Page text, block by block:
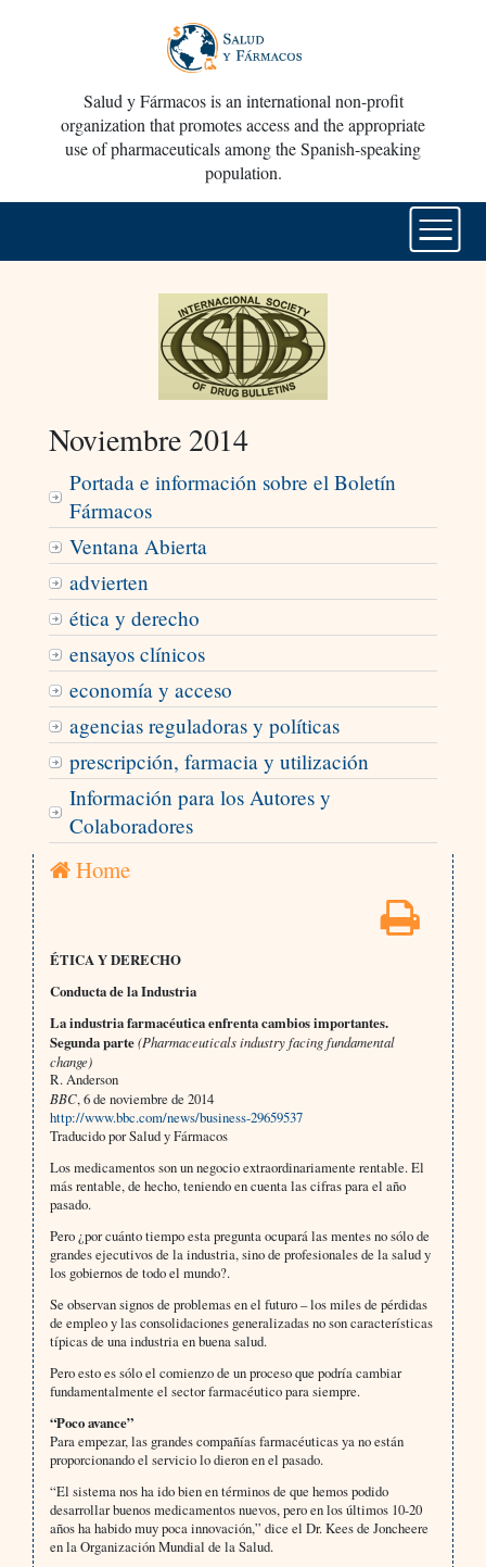
Salud y Fármacos is an international non-profit
organization that promotes access and the appropriate
use of pharmaceuticals among the Spanish-speaking
population.
Noviembre 2014
Portada e información sobre el Boletín
Fármacos
Ventana Abierta
advierten
ética y derecho
ensayos clínicos
economía y acceso
agencias reguladoras y políticas
prescripción, farmacia y utilización
Información para los Autores y
Colaboradores
Home
ÉTICA Y DERECHO
Conducta de la Industria
La industria farmacéutica enfrenta cambios importantes.
Segunda parte(Pharmaceuticals industry facing fundamental
change)
R. Anderson
BBC, 6 de noviembre de 2014
http://www.bbc.com/news/business-29659537
Traducido por Salud y Fármacos
Los medicamentos son un negocio extraordinariamente rentable. El
más rentable, de hecho, teniendo en cuenta las cifras para el año
pasado.
Pero ¿por cuánto tiempo esta pregunta ocupará las mentes no sólo de
grandes ejecutivos de la industria, sino de profesionales de la salud y
los gobiernos de todo el mundo?.
Se observan signos de problemas en el futuro – los miles de pérdidas
de empleo y las consolidaciones generalizadas no son características
típicas de una industria en buena salud.
Pero esto es sólo el comienzo de un proceso que podría cambiar
fundamentalmente el sector farmacéutico para siempre.
“Poco avance”
Para empezar, las grandes compañías farmacéuticas ya no están
proporcionando el servicio lo dieron en el pasado.
“El sistema nos ha ido bien en términos de que hemos podido
desarrollar buenos medicamentos nuevos, pero en los últimos 10-20
años ha habido muy poca innovación,” dice el Dr. Kees de Joncheere
en la Organización Mundial de la Salud.